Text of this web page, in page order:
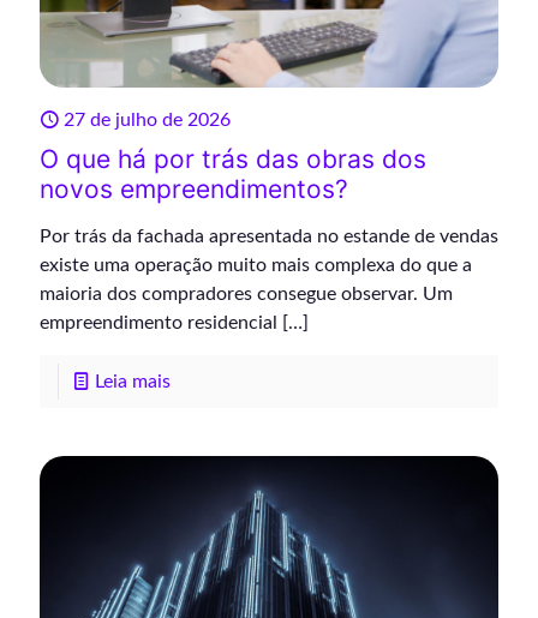
27 de julho de 2026
O que há por trás das obras dos
novos empreendimentos?
Por trás da fachada apresentada no estande de vendas
existe uma operação muito mais complexa do que a
maioria dos compradores consegue observar. Um
empreendimento residencial
[…]
Leia mais